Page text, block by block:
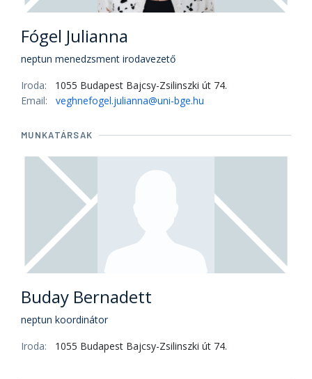
Fógel Julianna
neptun menedzsment irodavezető
Iroda:
1055 Budapest Bajcsy-Zsilinszki út 74.
Email:
veghnefogel.julianna@uni-bge.hu
MUNKATÁRSAK
Buday Bernadett
neptun koordinátor
Iroda:
1055 Budapest Bajcsy-Zsilinszki út 74.